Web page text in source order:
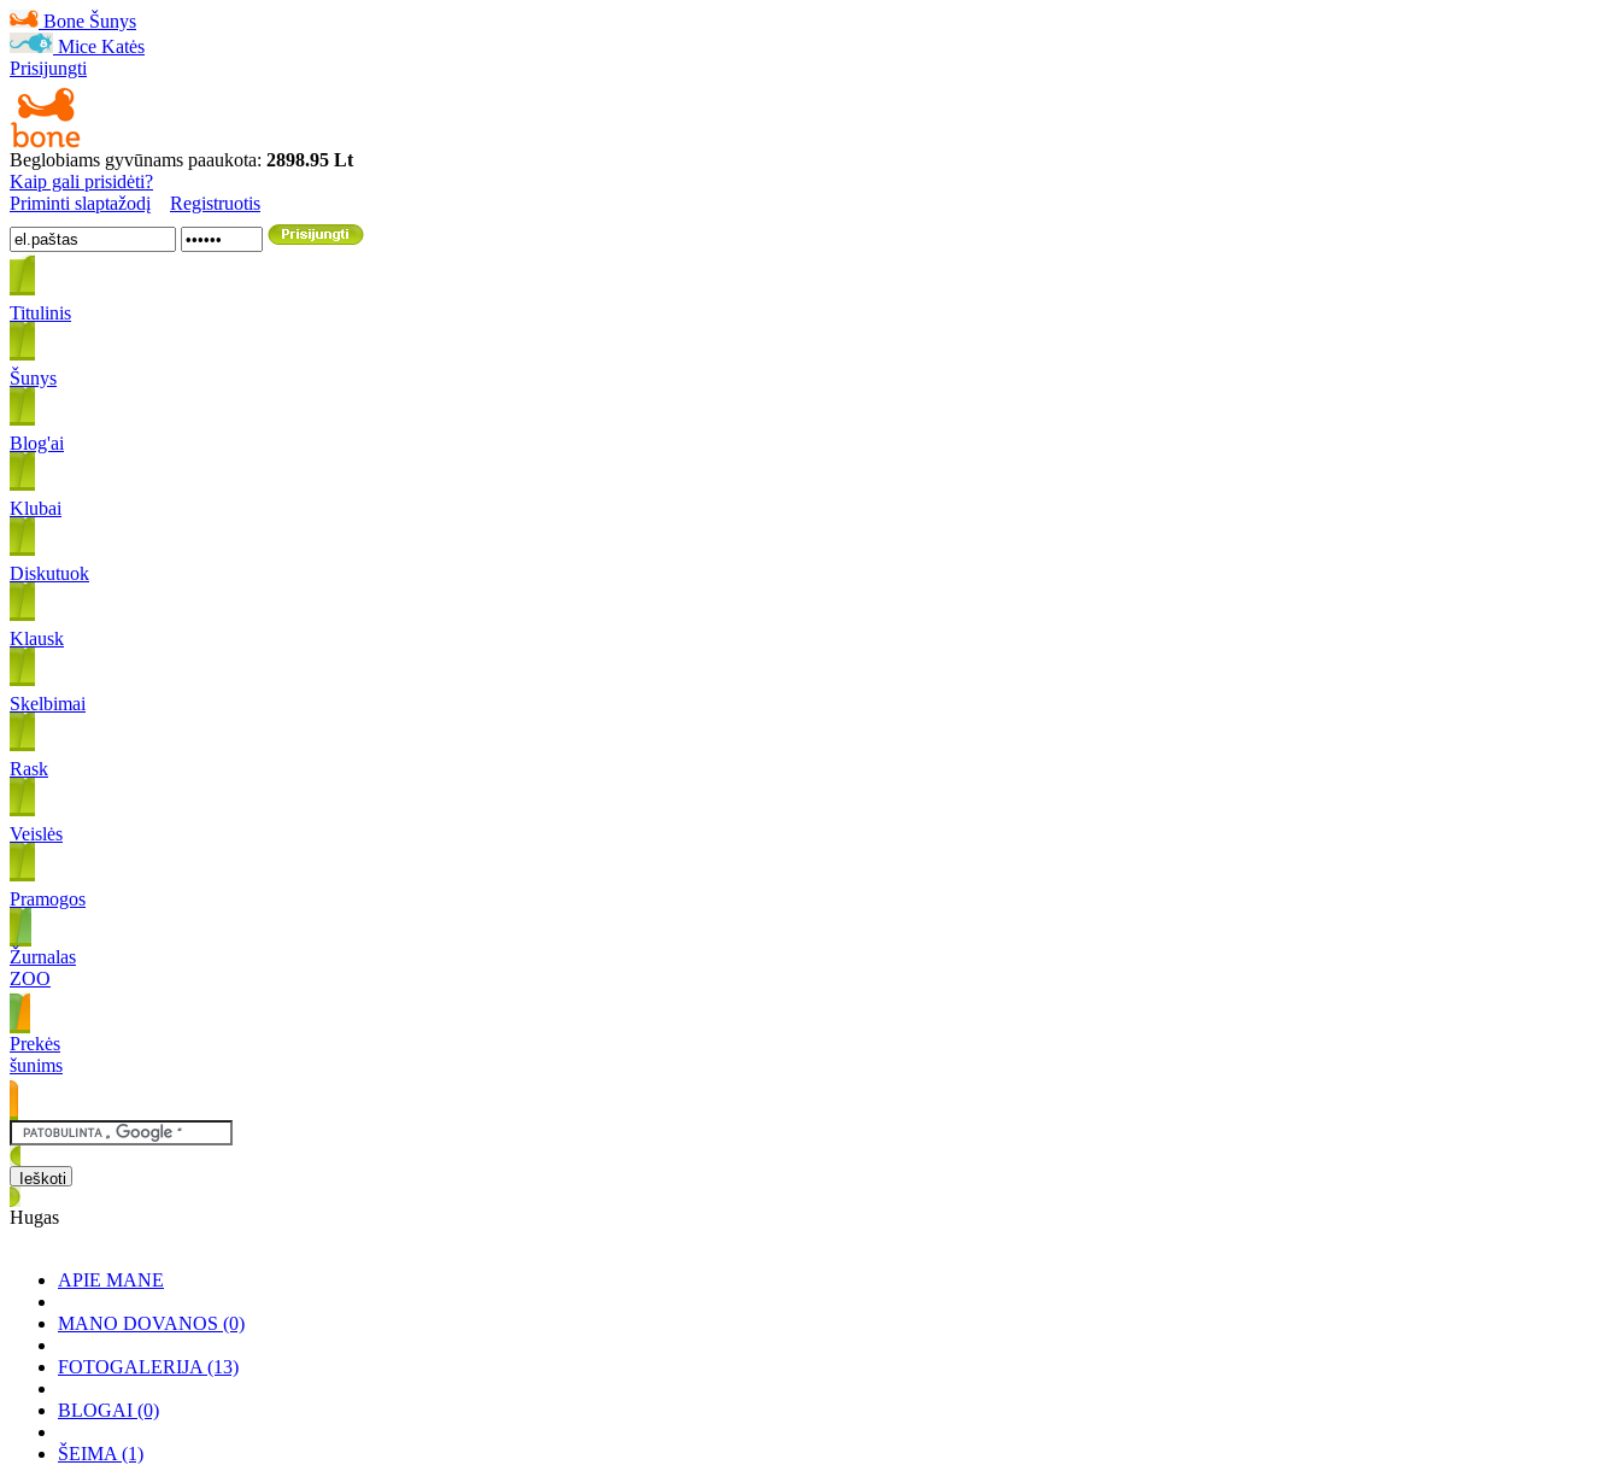
Bone Šunys
Mice Katės
Prisijungti
Beglobiams gyvūnams paaukota: 2898.95 Lt
Kaip gali prisidėti?
Priminti slaptažodį
Registruotis
Titulinis
Šunys
Blog'ai
Klubai
Diskutuok
Klausk
Skelbimai
Rask
Veislės
Pramogos
Žurnalas
ZOO
Prekės
šunims
Hugas
APIE MANE
MANO DOVANOS (0)
FOTOGALERIJA (13)
BLOGAI (0)
ŠEIMA (1)